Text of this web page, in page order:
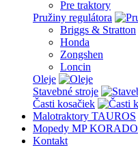
Pre traktory
Pružiny regulátora
Briggs & Stratton
Honda
Zongshen
Loncin
Oleje
Stavebné stroje
Časti kosačiek
Malotraktory TAUROS
Mopedy MP KORADO
Kontakt